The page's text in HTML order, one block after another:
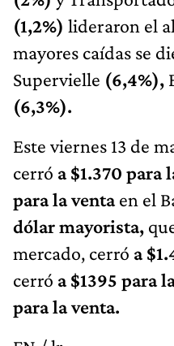
(1,2%) lideraron el
mayores caídas se
Supervielle (6,4%),
(6,3%).
Este viernes 13 de
cerró a $1.370 para
para la ventaen el
dólar mayorista,
mercado, cerró a
cerró a $1395 para
para la venta.